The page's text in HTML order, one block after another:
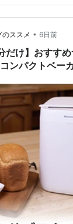
た声も確認でき
ではなく、掃除
ポイントです。
い口…
ススメ • 6日前
だけ】おすす
ンパクトベー